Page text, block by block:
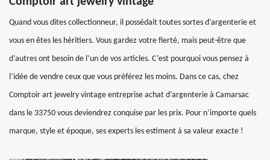
Quand vous dites collectionneur, il possédait toutes sortes d’argenterie et
vous en êtes les héritiers. Vous gardez votre fierté, mais peut-être que
d’autres ont besoin de l’un de vos articles. C’est pourquoi vous pensez à
l’idée de vendre ceux que vous préférez les moins. Dans ce cas, chez
Comptoir art jewelry vintage entreprise achat d’argenterie à Camarsac
dans le 33750 vous deviendrez conquise par les prix. Pour n’importe quels
marque, style et époque, ses experts les estiment à sa valeur exacte !